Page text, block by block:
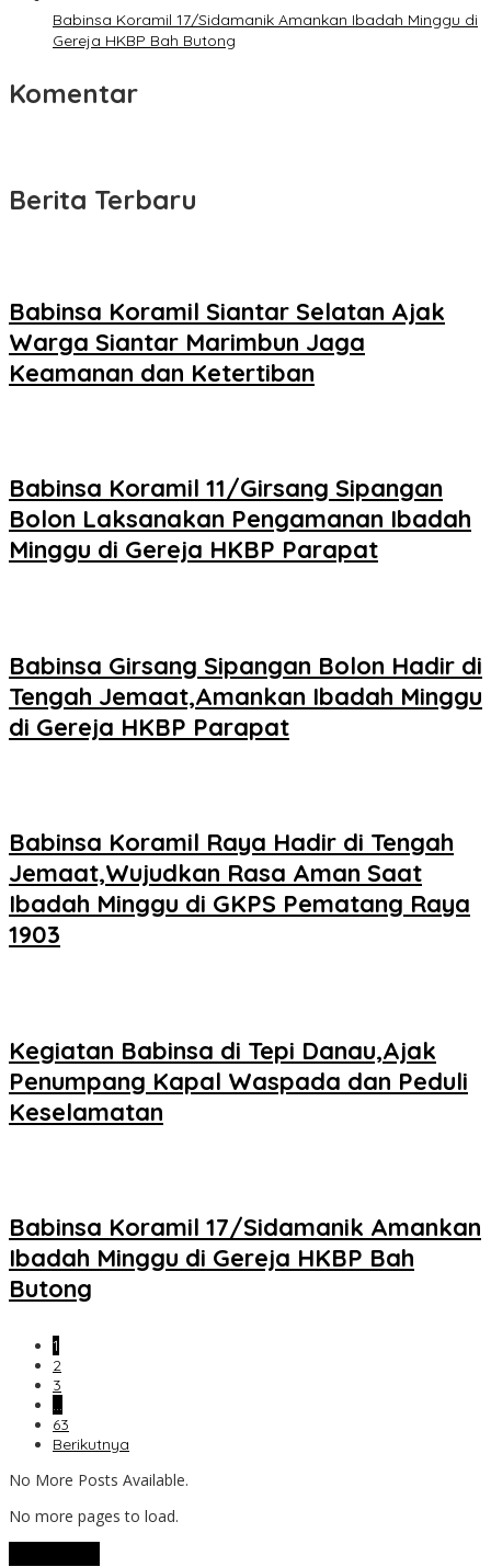
Babinsa Koramil 17/Sidamanik Amankan Ibadah Minggu di
Gereja HKBP Bah Butong
Komentar
Berita Terbaru
Babinsa Koramil Siantar Selatan Ajak
Warga Siantar Marimbun Jaga
Keamanan dan Ketertiban
Babinsa Koramil 11/Girsang Sipangan
Bolon Laksanakan Pengamanan Ibadah
Minggu di Gereja HKBP Parapat
Babinsa Girsang Sipangan Bolon Hadir di
Tengah Jemaat,Amankan Ibadah Minggu
di Gereja HKBP Parapat
Babinsa Koramil Raya Hadir di Tengah
Jemaat,Wujudkan Rasa Aman Saat
Ibadah Minggu di GKPS Pematang Raya
1903
Kegiatan Babinsa di Tepi Danau,Ajak
Penumpang Kapal Waspada dan Peduli
Keselamatan
Babinsa Koramil 17/Sidamanik Amankan
Ibadah Minggu di Gereja HKBP Bah
Butong
1
2
3
…
63
Berikutnya
No More Posts Available.
No more pages to load.